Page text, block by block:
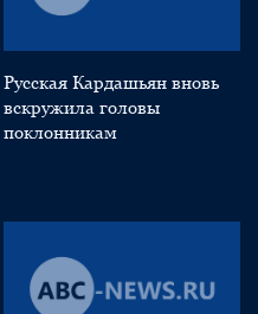
Русская Кардашьян вновь
вскружила головы
поклонникам